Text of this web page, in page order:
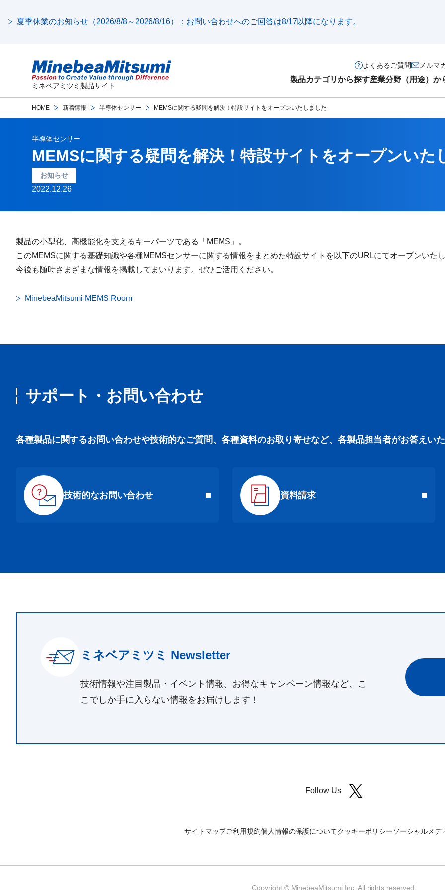
夏季休業のお知らせ（2026/8/8～2026/8/16）：お問い合わせへのご回答は8/17以降になります。
ミネベアミツミ製品サイト
製品カテゴリから探す産業分野（用途）か
よくあるご質問 メルマ
HOME 新着情報 半導体センサー MEMSに関する疑問を解決！特設サイトをオープンいたしました
半導体センサー
MEMSに関する疑問を解決！特設サイトをオープンいた
お知らせ
2022.12.26
製品の小型化、高機能化を支えるキーパーツである「MEMS」。
このMEMSに関する基礎知識や各種MEMSセンサーに関する情報をまとめた特設サイトを以下のURLにてオープンいたし
今後も随時さまざまな情報を掲載してまいります。ぜひご活用ください。
MinebeaMitsumi MEMS Room
サポート・お問い合わせ
各種製品に関するお問い合わせや技術的なご質問、各種資料のお取り寄せなど、各製品担当者がお答えいた
技術的なお問い合わせ 資料請求
ミネベアミツミ Newsletter
技術情報や注目製品・イベント情報、お得なキャンペーン情報など、こ
こでしか手に入らない情報をお届けします！
Follow Us
サイトマップご利用規約個人情報の保護についてクッキーポリシーソーシャルメデ
Copyright © MinebeaMitsumi Inc. All rights reserved.​